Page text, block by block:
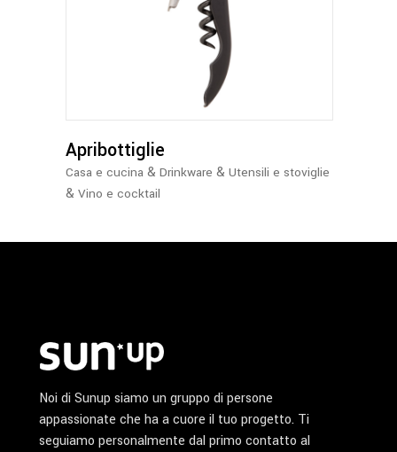
Apribottiglie
Casa e cucina & Drinkware & Utensili e stoviglie
& Vino e cocktail
Noi di Sunup siamo un gruppo di persone
appassionate che ha a cuore il tuo progetto. Ti
seguiamo personalmente dal primo contatto al